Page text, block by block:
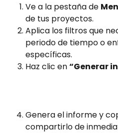
Ve a la pestaña de
de tus proyectos.
Aplica los filtros que
periodo de tiempo o
específicas.
Haz clic en “Generar
Genera el informe y
compartirlo de